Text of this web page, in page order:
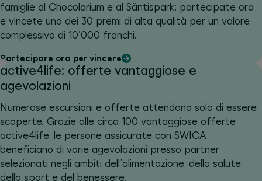
famiglie al Chocolarium e al Säntispark: partecipate ora
e vincete uno dei 30 premi di alta qualità per un valore
complessivo di 10'000 franchi.
Partecipare ora per vincere
active4life: offerte vantaggiose e
agevolazioni
Numerose escursioni e offerte attendono solo di essere
scoperte. Grazie alle circa 100 vantaggiose offerte
active4life, le persone assicurate con SWICA
beneficiano di varie agevolazioni presso partner
selezionati negli ambiti dell’alimentazione, della salute,
dello sport e del benessere.